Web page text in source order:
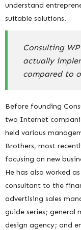
understand
suitable solutions.
Consulting
actually
compared to
Before founding
two Internet
held various
Brothers, most
focusing on new
He has also worked
consultant to the
advertising sales
guide series; general
design agency; and